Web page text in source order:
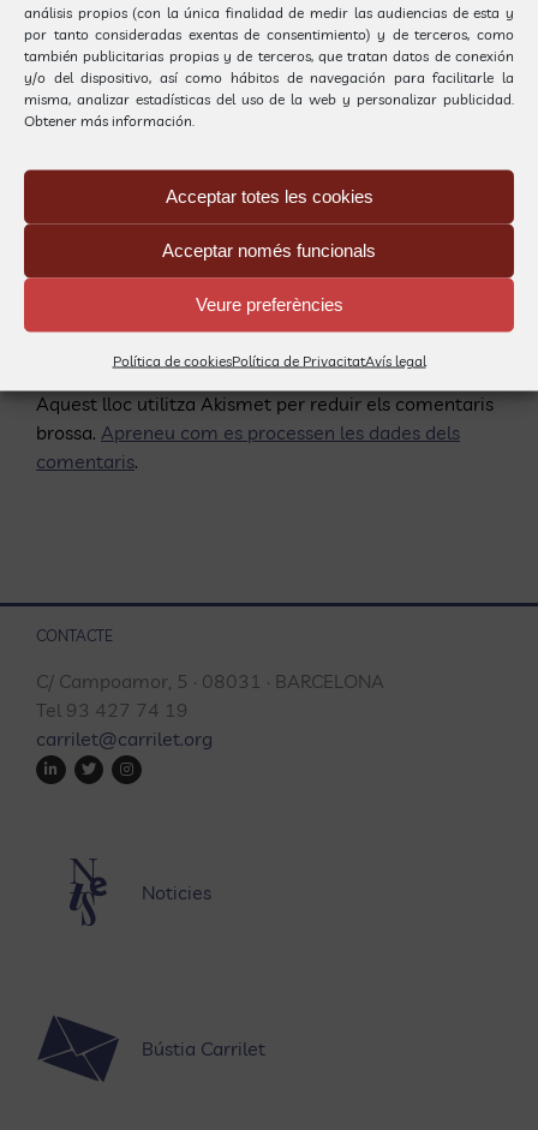
análisis propios (con la única finalidad de medir las audiencias de esta y
por tanto consideradas exentas de consentimiento) y de terceros, como
también publicitarias propias y de terceros, que tratan datos de conexión
y/o del dispositivo, así como hábitos de navegación para facilitarle la
misma, analizar estadísticas del uso de la web y personalizar publicidad.
Obtener más información.
Acceptar totes les cookies
Acceptar només funcionals
Veure preferències
Política de cookiesPolítica de PrivacitatAvís legal
Save my name, email, and website in this browser
for the next time I comment.
Aquest lloc utilitza Akismet per reduir els comentaris
brossa. Apreneu com es processen les dades dels
comentaris.
CONTACTE
C/ Campoamor, 5 · 08031 · BARCELONA
Tel 93 427 74 19
carrilet@carrilet.org
Noticies
Bústia Carrilet